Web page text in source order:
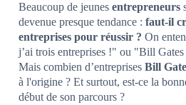
Beaucoup de jeunes entrepreneurs
devenue presque tendance : faut-il
entreprises pour réussir ? On
j’ai trois entreprises !" ou "Bill
Mais combien d’entreprises Bill
à l'origine ? Et surtout, est-ce la
début de son parcours ?